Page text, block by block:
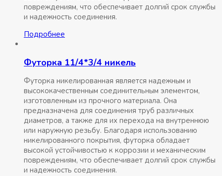
повреждениям, что обеспечивает долгий срок службы
и надежность соединения.
Подробнее
Футорка 11/4*3/4 никель
Футорка никелированная является надежным и
высококачественным соединительным элементом,
изготовленным из прочного материала. Она
предназначена для соединения труб различных
диаметров, а также для их перехода на внутреннюю
или наружную резьбу. Благодаря использованию
никелированного покрытия, футорка обладает
высокой устойчивостью к коррозии и механическим
повреждениям, что обеспечивает долгий срок службы
и надежность соединения.